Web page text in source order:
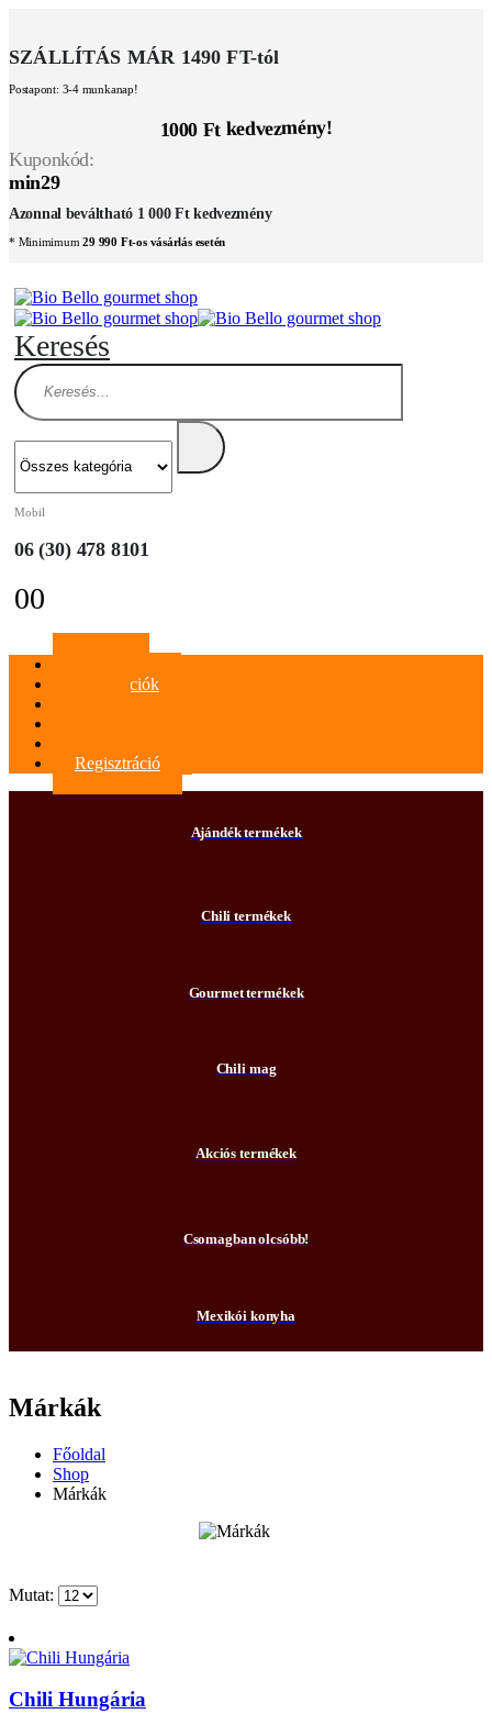
SZÁLLÍTÁS MÁR 1490 FT-tól
Postapont: 3-4 munkanap!
1000 Ft kedvezmény!
Kuponkód:
min29
Azonnal beváltható 1 000 Ft kedvezmény
* Minimimum29 990 Ft-os vásárlás esetén
Keresés
Mobil
06 (30) 478 8101
00
Információk
Regisztráció
Ajándék termékek
Chili termékek
Gourmet termékek
Chili mag
Akciós termékek
Csomagban olcsóbb!
Mexikói konyha
Márkák
Főoldal
Shop
Márkák
Mutat:
Chili Hungária